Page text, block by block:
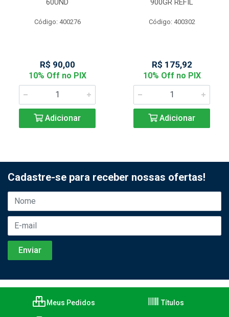
60UND
Código: 400276
R$ 90,00
10% Off no PIX
Adicionar
900GR REFIL
Código: 400302
R$ 175,92
10% Off no PIX
Adicionar
Cadastre-se para receber nossas ofertas!
Meus Pedidos Títulos